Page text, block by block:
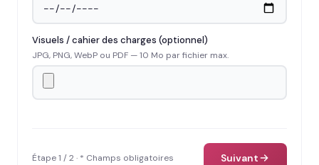
Visuels / cahier des charges (optionnel)
JPG, PNG, WebP ou PDF — 10 Mo par fichier max.
Étape 1 / 2 · * Champs obligatoires Suivant